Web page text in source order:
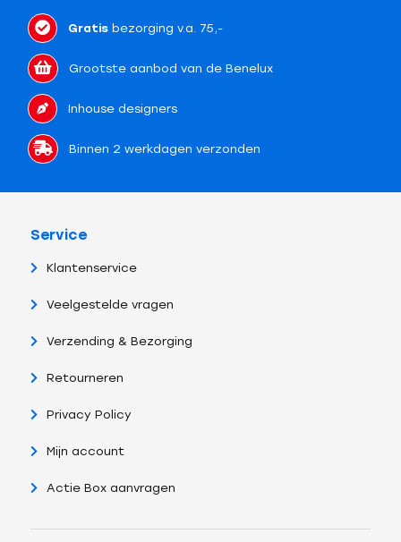
Gratisbezorging v.a. 75,-
Grootste aanbod van de Benelux
Inhouse designers
Binnen 2 werkdagen verzonden
Service
Klantenservice
Veelgestelde vragen
Verzending & Bezorging
Retourneren
Privacy Policy
Mijn account
Actie Box aanvragen